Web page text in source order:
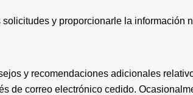
y proporcionarle la información
y recomendaciones adicionales
de correo electrónico cedido.